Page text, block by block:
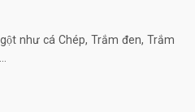
như cá Chép, Trắm đen, Trắm